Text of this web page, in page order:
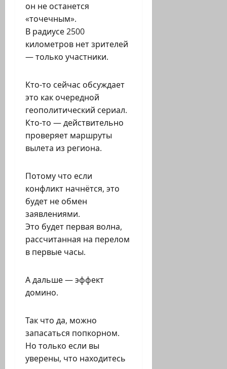
он не останется
«точечным».
В радиусе 2500
километров нет зрителей
— только участники.
Кто-то сейчас обсуждает
это как очередной
геополитический сериал.
Кто-то — действительно
проверяет маршруты
вылета из региона.
Потому что если
конфликт начнётся, это
будет не обмен
заявлениями.
Это будет первая волна,
рассчитанная на перелом
в первые часы.
А дальше — эффект
домино.
Так что да, можно
запасаться попкорном.
Но только если вы
уверены, что находитесь